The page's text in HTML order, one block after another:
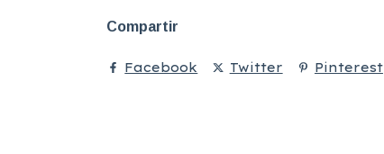
Compartir
Facebook Twitter Pinterest